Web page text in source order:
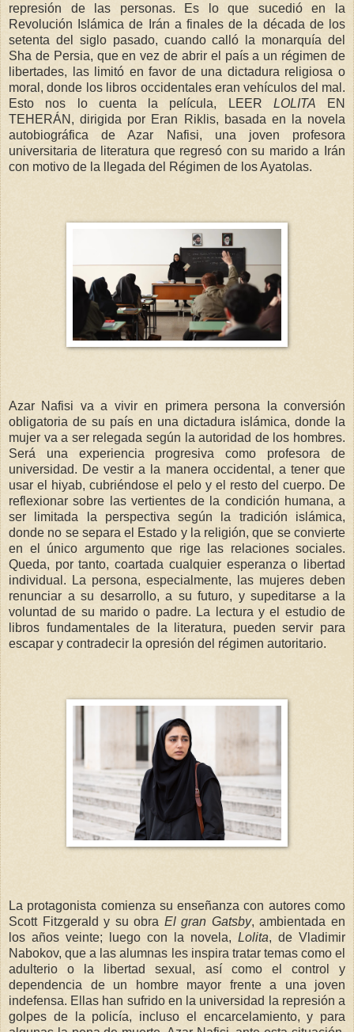
represión de las personas. Es lo que sucedió en la
Revolución Islámica de Irán a finales de la década de los
setenta del siglo pasado, cuando calló la monarquía del
Sha de Persia, que en vez de abrir el país a un régimen de
libertades, las limitó en favor de una dictadura religiosa o
moral, donde los libros occidentales eran vehículos del mal.
Esto nos lo cuenta la película, LEER LOLITA EN
TEHERÁN, dirigida por Eran Riklis, basada en la novela
autobiográfica de Azar Nafisi, una joven profesora
universitaria de literatura que regresó con su marido a Irán
con motivo de la llegada del Régimen de los Ayatolas.
Azar Nafisi va a vivir en primera persona la conversión
obligatoria de su país en una dictadura islámica, donde la
mujer va a ser relegada según la autoridad de los hombres.
Será una experiencia progresiva como profesora de
universidad. De vestir a la manera occidental, a tener que
usar el hiyab, cubriéndose el pelo y el resto del cuerpo. De
reflexionar sobre las vertientes de la condición humana, a
ser limitada la perspectiva según la tradición islámica,
donde no se separa el Estado y la religión, que se convierte
en el único argumento que rige las relaciones sociales.
Queda, por tanto, coartada cualquier esperanza o libertad
individual. La persona, especialmente, las mujeres deben
renunciar a su desarrollo, a su futuro, y supeditarse a la
voluntad de su marido o padre. La lectura y el estudio de
libros fundamentales de la literatura, pueden servir para
escapar y contradecir la opresión del régimen autoritario.
La protagonista comienza su enseñanza con autores como
Scott Fitzgerald y su obra El gran Gatsby, ambientada en
los años veinte; luego con la novela, Lolita, de Vladimir
Nabokov, que a las alumnas les inspira tratar temas como el
adulterio o la libertad sexual, así como el control y
dependencia de un hombre mayor frente a una joven
indefensa. Ellas han sufrido en la universidad la represión a
golpes de la policía, incluso el encarcelamiento, y para